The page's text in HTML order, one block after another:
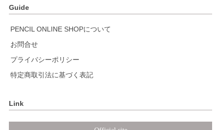
Guide
PENCIL ONLINE SHOPについて
お問合せ
プライバシーポリシー
特定商取引法に基づく表記
Link